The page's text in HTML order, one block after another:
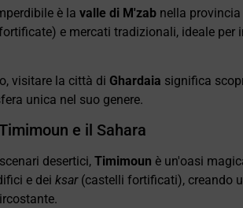
è la valle di M'zab nella
e mercati tradizionali, ideale per
visitare la città di Ghardaia significa
unica nel suo genere.
e il Sahara
desertici, Timimoun è un'oasi
e dei ksar(castelli fortificati), creando